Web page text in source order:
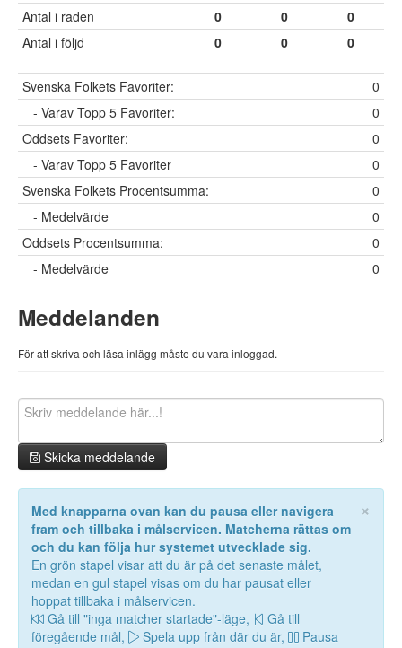
Antal i raden 0 0
0
Antal i följd
0 0 0
Svenska Folkets Favoriter:
0
- Varav Topp 5 Favoriter:
0
Oddsets Favoriter:
0
- Varav Topp 5 Favoriter
0
Svenska Folkets Procentsumma:
0
- Medelvärde
0
Oddsets Procentsumma:
0
- Medelvärde
0
Meddelanden
För att skriva och läsa inlägg måste du vara inloggad.
Skicka meddelande
×
Med knapparna ovan kan du pausa eller navigera
fram och tillbaka i målservicen. Matcherna rättas om
och du kan följa hur systemet utvecklade sig.
En grön stapel visar att du är på det senaste målet,
medan en gul stapel visas om du har pausat eller
hoppat tillbaka i målservicen.
Gå till "inga matcher startade"-läge,
Gå till
föregående mål,
Spela upp från där du är,
Pausa